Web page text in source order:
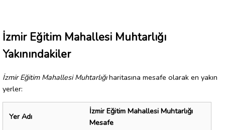
İzmir Eğitim Mahallesi Muhtarlığı
Yakınındakiler
İzmir Eğitim Mahallesi Muhtarlığıharitasına mesafe olarak en yakın
yerler:
Yer Adı
İzmir Eğitim Mahallesi Muhtarlığı
Mesafe